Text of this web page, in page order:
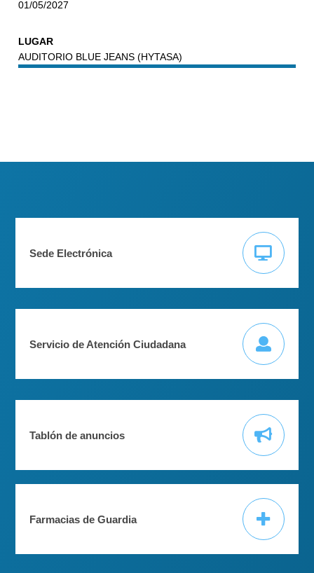
01/05/2027
LUGAR
AUDITORIO BLUE JEANS (HYTASA)
Sede Electrónica
Servicio de Atención Ciudadana
Tablón de anuncios
Farmacias de Guardia